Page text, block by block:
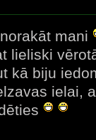
mani
lieliski
kā biju
ielai,